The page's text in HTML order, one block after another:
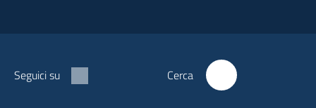
Seguici su Cerca